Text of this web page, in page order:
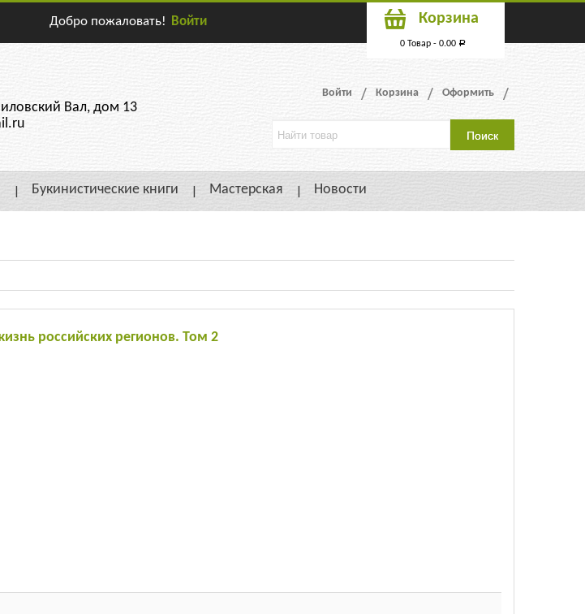
Добро пожаловать! Войти Корзина
0 Товар - 0.00 Р
Вал, дом 13
Войти Корзина Оформить
Букинистические книги Мастерская Новости
российских регионов. Том 2